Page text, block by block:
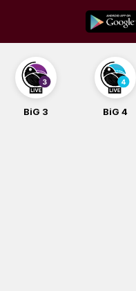
content
BiG 4 BiG Balade